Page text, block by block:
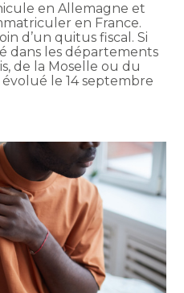
en Allemagne et
en France.
d’un quitus fiscal. Si
dans les départements
de la Moselle ou du
le 14 septembre